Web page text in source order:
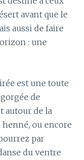
avant que le
aussi de faire
: une
est une toute
de
autour de la
henné, ou encore
par
du ventre